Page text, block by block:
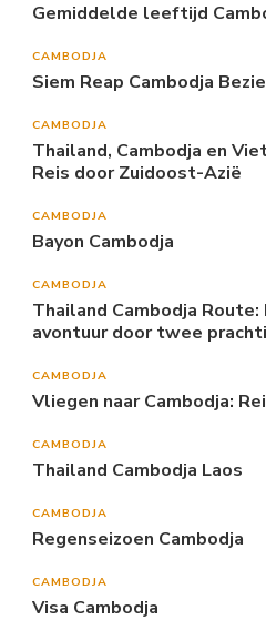
Gemiddelde leeftijd
CAMBODJA
Siem Reap Cambodja
CAMBODJA
Thailand, Cambodja en
Reis door Zuidoost-Azië
CAMBODJA
Bayon Cambodja
CAMBODJA
Thailand Cambodja
avontuur door twee
CAMBODJA
Vliegen naar Cambodja:
CAMBODJA
Thailand Cambodja Laos
CAMBODJA
Regenseizoen Cambodja
CAMBODJA
Visa Cambodja